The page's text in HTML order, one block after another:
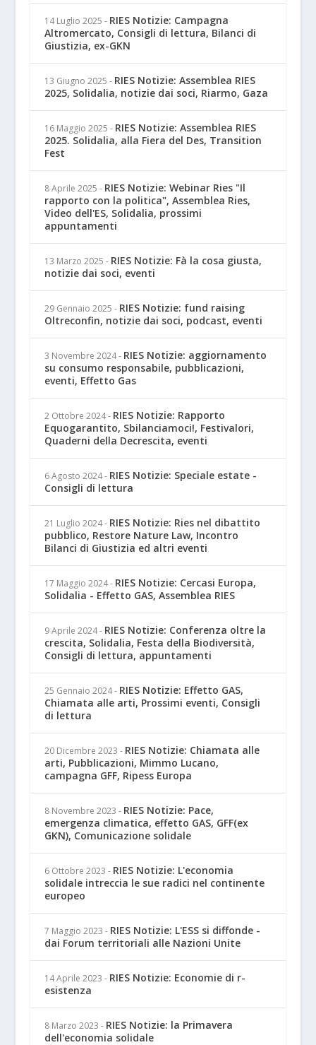
14 Luglio 2025 - RIES Notizie: Campagna
Altromercato, Consigli di lettura, Bilanci di
Giustizia, ex-GKN
13 Giugno 2025 - RIES Notizie: Assemblea RIES
2025, Solidalia, notizie dai soci, Riarmo, Gaza
16 Maggio 2025 - RIES Notizie: Assemblea RIES
2025. Solidalia, alla Fiera del Des, Transition
Fest
8 Aprile 2025 - RIES Notizie: Webinar Ries "Il
rapporto con la politica", Assemblea Ries,
Video dell'ES, Solidalia, prossimi
appuntamenti
13 Marzo 2025 - RIES Notizie: Fà la cosa giusta,
notizie dai soci, eventi
29 Gennaio 2025 - RIES Notizie: fund raising
Oltreconfin, notizie dai soci, podcast, eventi
3 Novembre 2024 - RIES Notizie: aggiornamento
su consumo responsabile, pubblicazioni,
eventi, Effetto Gas
2 Ottobre 2024 - RIES Notizie: Rapporto
Equogarantito, Sbilanciamoci!, Festivalori,
Quaderni della Decrescita, eventi
6 Agosto 2024 - RIES Notizie: Speciale estate -
Consigli di lettura
21 Luglio 2024 - RIES Notizie: Ries nel dibattito
pubblico, Restore Nature Law, Incontro
Bilanci di Giustizia ed altri eventi
17 Maggio 2024 - RIES Notizie: Cercasi Europa,
Solidalia - Effetto GAS, Assemblea RIES
9 Aprile 2024 - RIES Notizie: Conferenza oltre la
crescita, Solidalia, Festa della Biodiversità,
Consigli di lettura, appuntamenti
25 Gennaio 2024 - RIES Notizie: Effetto GAS,
Chiamata alle arti, Prossimi eventi, Consigli
di lettura
20 Dicembre 2023 - RIES Notizie: Chiamata alle
arti, Pubblicazioni, Mimmo Lucano,
campagna GFF, Ripess Europa
8 Novembre 2023 - RIES Notizie: Pace,
emergenza climatica, effetto GAS, GFF(ex
GKN), Comunicazione solidale
6 Ottobre 2023 - RIES Notizie: L'economia
solidale intreccia le sue radici nel continente
europeo
7 Maggio 2023 - RIES Notizie: L'ESS si diffonde -
dai Forum territoriali alle Nazioni Unite
14 Aprile 2023 - RIES Notizie: Economie di r-
esistenza
8 Marzo 2023 - RIES Notizie: la Primavera
dell'economia solidale